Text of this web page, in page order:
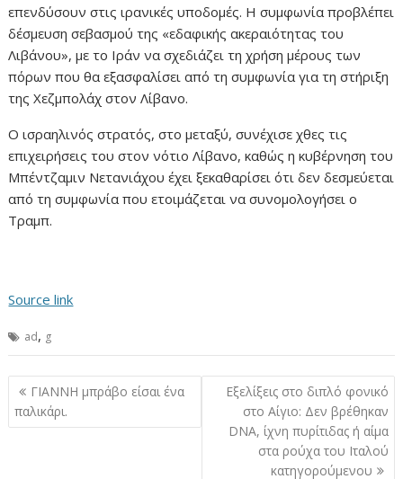
επενδύσουν στις ιρανικές υποδομές. Η συμφωνία προβλέπει
δέσμευση σεβασμού της «εδαφικής ακεραιότητας του
Λιβάνου», με το Ιράν να σχεδιάζει τη χρήση μέρους των
πόρων που θα εξασφαλίσει από τη συμφωνία για τη στήριξη
της Χεζμπολάχ στον Λίβανο.
Ο ισραηλινός στρατός, στο μεταξύ, συνέχισε χθες τις
επιχειρήσεις του στον νότιο Λίβανο, καθώς η κυβέρνηση του
Μπέντζαμιν Νετανιάχου έχει ξεκαθαρίσει ότι δεν δεσμεύεται
από τη συμφωνία που ετοιμάζεται να συνομολογήσει ο
Τραμπ.
Source link
ad, g
Πλοήγηση
άρθρων
ΓΙΑΝΝΗ μπράβο είσαι ένα
παλικάρι.
Εξελίξεις στο διπλό φονικό
στο Αίγιο: Δεν βρέθηκαν
DNA, ίχνη πυρίτιδας ή αίμα
στα ρούχα του Ιταλού
κατηγορούμενου